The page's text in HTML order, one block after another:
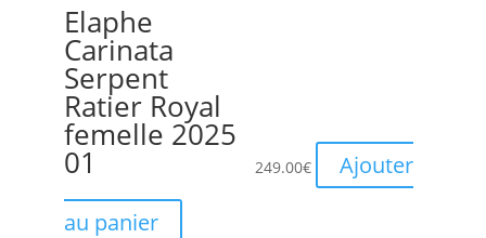
Elaphe
Carinata
Serpent
Ratier Royal
femelle 2025
01 249.00€
Ajouter
au panier